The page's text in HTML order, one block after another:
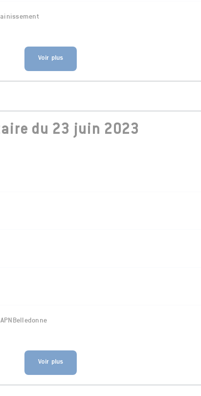
Voir plus
du 23 juin 2023
Voir plus